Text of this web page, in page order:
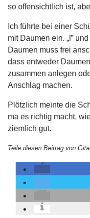
so offensichtlich ist,
Ich führte bei einer
mit Daumen ein. „I”
Daumen muss frei
dass entweder
zusammen anlegen
Anschlag machen.
Plötzlich meinte die
ma es richtig macht,
ziemlich gut.
Teile diesen Beitrag von